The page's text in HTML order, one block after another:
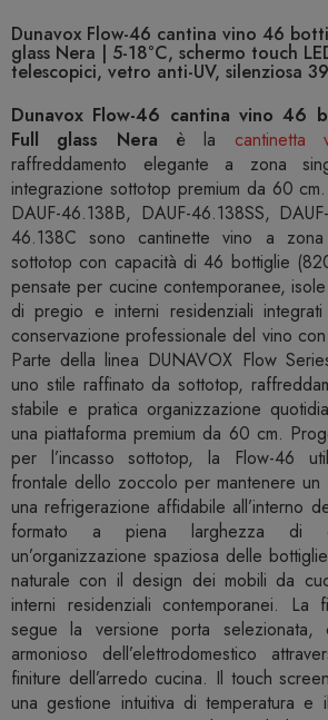
Dunavox Flow-46 cantina vino 46
glass Nera | 5-18°C, schermo touch
telescopici, vetro anti-UV, silenziosa
Dunavox Flow-46 cantina vino 46
Full glass Nera è la
raffreddamento elegante a zona
integrazione sottotop premium da 60
DAUF-46.138B, DAUF-46.138SS,
46.138C sono cantinette vino a
sottotop con capacità di 46 bottiglie
pensate per cucine contemporanee,
di pregio e interni residenziali
conservazione professionale del vino
Parte della linea DUNAVOX Flow
uno stile raffinato da sottotop,
stabile e pratica organizzazione
una piattaforma premium da 60 cm.
per l’incasso sottotop, la Flow-46
frontale dello zoccolo per mantenere un
una refrigerazione affidabile all’interno
formato a piena larghezza di
un’organizzazione spaziosa delle
naturale con il design dei mobili da
interni residenziali contemporanei. La
segue la versione porta selezionata,
armonioso dell’elettrodomestico
finiture dell’arredo cucina. Il touch
una gestione intuitiva di temperatura e